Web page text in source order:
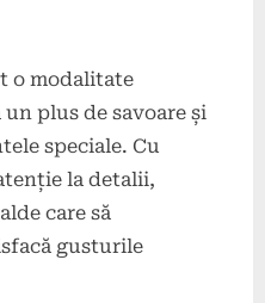
o modalitate
plus de savoare și
speciale. Cu
la detalii,
care să
gusturile